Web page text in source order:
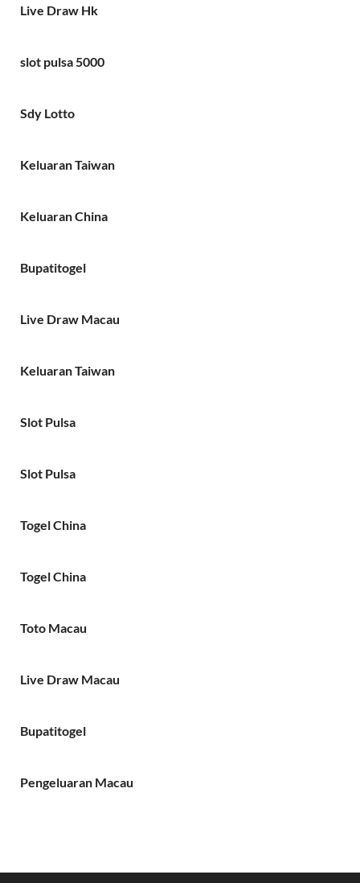
Live Draw Hk
slot pulsa 5000
Sdy Lotto
Keluaran Taiwan
Keluaran China
Bupatitogel
Live Draw Macau
Keluaran Taiwan
Slot Pulsa
Slot Pulsa
Togel China
Togel China
Toto Macau
Live Draw Macau
Bupatitogel
Pengeluaran Macau